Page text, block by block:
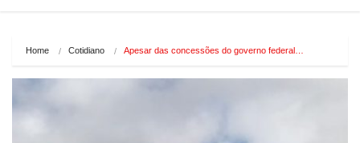
Home Cotidiano Apesar das concessões do governo federal…